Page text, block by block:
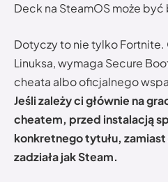
Deck na SteamOS może być
Dotyczy to nie tylko
Linuksa, wymaga Secure
cheata albo oficjalnego
Jeśli zależy ci głównie na
cheatem, przed instalacją
konkretnego tytułu, zamiast
zadziała jak Steam.